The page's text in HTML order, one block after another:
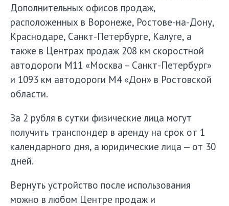
Дополнительных офисов продаж,
расположенных в Воронеже, Ростове-на-Дону,
Краснодаре, Санкт-Петербурге, Калуге, а
также в Центрах продаж 208 км скоростной
автодороги М11 «Москва – Санкт-Петербург»
и 1093 км автодороги М4 «Дон» в Ростовской
области.
За 2 рубля в сутки физические лица могут
получить транспондер в аренду на срок от 1
календарного дня, а юридические лица — от 30
дней.
Вернуть устройство после использования
можно в любом Центре продаж и